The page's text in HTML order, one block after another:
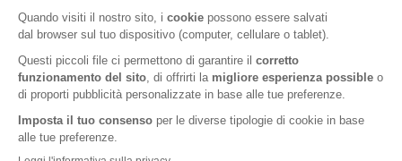
Letta l'informativa privacy, acconsento all'iscrizione alla newsletter